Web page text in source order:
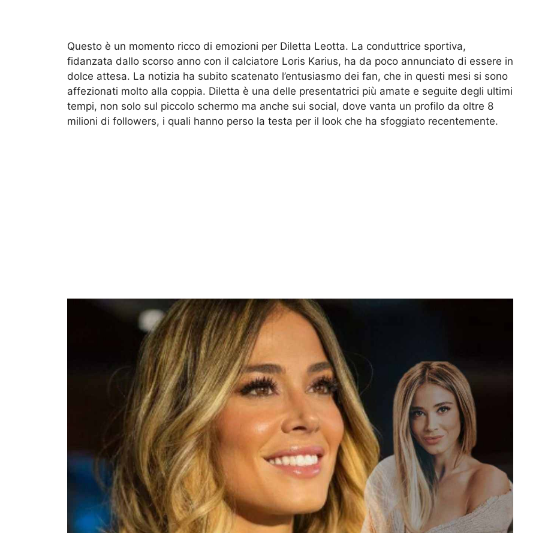
Questo è un momento ricco di emozioni per Diletta Leotta. La conduttrice sportiva,
fidanzata dallo scorso anno con il calciatore Loris Karius, ha da poco annunciato di essere in
dolce attesa. La notizia ha subito scatenato l’entusiasmo dei fan, che in questi mesi si sono
affezionati molto alla coppia. Diletta è una delle presentatrici più amate e seguite degli ultimi
tempi, non solo sul piccolo schermo ma anche sui social, dove vanta un profilo da oltre 8
milioni di followers, i quali hanno perso la testa per il look che ha sfoggiato recentemente.